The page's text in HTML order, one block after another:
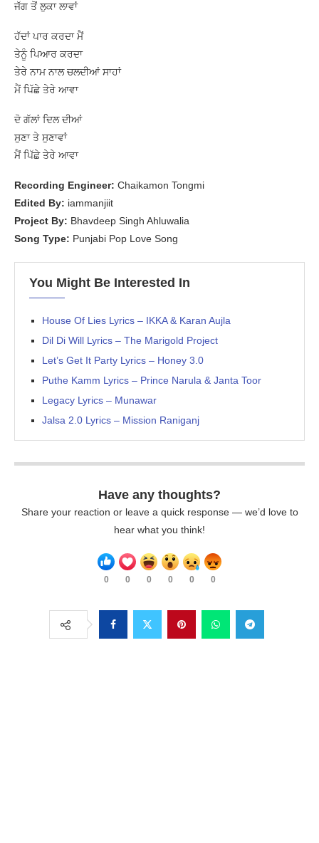
ਜੱਗ ਤੋਂ ਲੁਕਾ ਲਾਵਾਂ
ਹੱਦਾਂ ਪਾਰ ਕਰਦਾ ਮੈਂ
ਤੇਨੂੰ ਪਿਆਰ ਕਰਦਾ
ਤੇਰੇ ਨਾਮ ਨਾਲ ਚਲਦੀਆਂ ਸਾਹਾਂ
ਮੈਂ ਪਿੱਛੇ ਤੇਰੇ ਆਵਾ
ਦੋ ਗੱਲਾਂ ਦਿਲ ਦੀਆਂ
ਸੁਣਾ ਤੇ ਸੁਣਾਵਾਂ
ਮੈਂ ਪਿੱਛੇ ਤੇਰੇ ਆਵਾ
Recording Engineer: Chaikamon Tongmi
Edited By: iammanjiit
Project By: Bhavdeep Singh Ahluwalia
Song Type: Punjabi Pop Love Song
You Might Be Interested In
House Of Lies Lyrics – IKKA & Karan Aujla
Dil Di Will Lyrics – The Marigold Project
Let’s Get It Party Lyrics – Honey 3.0
Puthe Kamm Lyrics – Prince Narula & Janta Toor
Legacy Lyrics – Munawar
Jalsa 2.0 Lyrics – Mission Raniganj
Have any thoughts?
Share your reaction or leave a quick response — we’d love to
hear what you think!
0 0 0 0 0 0